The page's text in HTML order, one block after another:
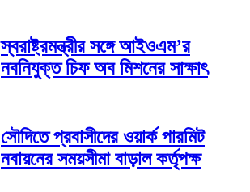
স্বরাষ্ট্রমন্ত্রীর সঙ্গে আইওএম’র
নবনিযুক্ত চিফ অব মিশনের সাক্ষাৎ
সৌদিতে প্রবাসীদের ওয়ার্ক পারমিট
নবায়নের সময়সীমা বাড়াল কর্তৃপক্ষ